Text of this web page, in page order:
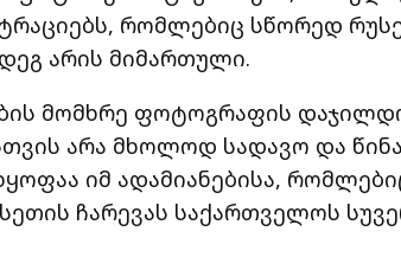
რომლებიც სწორედ
არის მიმართული.
მომხრე ფოტოგრაფის
არა მხოლოდ სადავო და
იმ ადამიანებისა,
ჩარევას საქართველოს